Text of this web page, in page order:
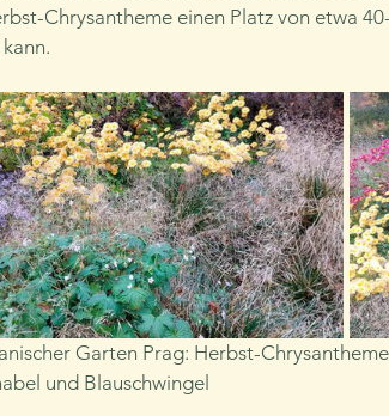
Chrysantheme einen Platz von etwa
Garten Prag: Herbst-
und Blauschwingel